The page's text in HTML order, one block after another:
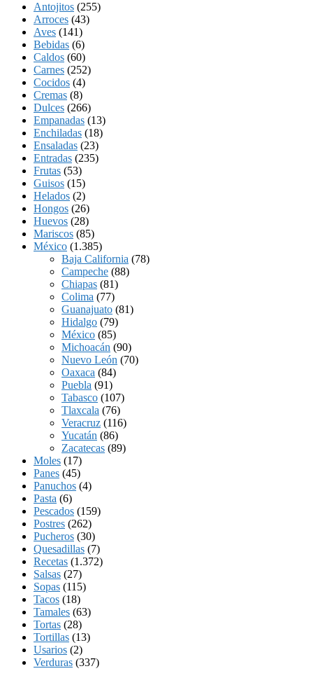
Antojitos (255)
Arroces (43)
Aves (141)
Bebidas (6)
Caldos (60)
Carnes (252)
Cocidos (4)
Cremas (8)
Dulces (266)
Empanadas (13)
Enchiladas (18)
Ensaladas (23)
Entradas (235)
Frutas (53)
Guisos (15)
Helados (2)
Hongos (26)
Huevos (28)
Mariscos (85)
México (1.385)
Baja California (78)
Campeche (88)
Chiapas (81)
Colima (77)
Guanajuato (81)
Hidalgo (79)
México (85)
Michoacán (90)
Nuevo León (70)
Oaxaca (84)
Puebla (91)
Tabasco (107)
Tlaxcala (76)
Veracruz (116)
Yucatán (86)
Zacatecas (89)
Moles (17)
Panes (45)
Panuchos (4)
Pasta (6)
Pescados (159)
Postres (262)
Pucheros (30)
Quesadillas (7)
Recetas (1.372)
Salsas (27)
Sopas (115)
Tacos (18)
Tamales (63)
Tortas (28)
Tortillas (13)
Usarios (2)
Verduras (337)